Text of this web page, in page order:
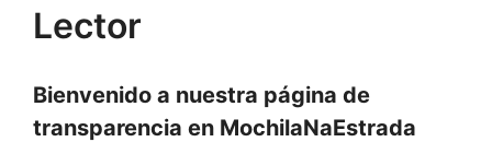
Lector
Bienvenido a nuestra página de
transparencia en MochilaNaEstrada